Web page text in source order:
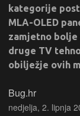
kategorije
MLA-OLED
zamjetno bolje
druge TV
obilježje ovih
Bug.hr
nedjelja, 2. lipnja